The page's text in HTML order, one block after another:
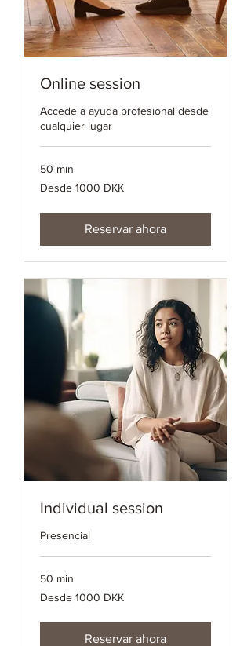
Online session
Accede a ayuda profesional desde
cualquier lugar
50 min
Desde
1000
Desde 1000 DKK
Reservar ahora
Individual session
Presencial
50 min
Desde
1000
Desde 1000 DKK
Reservar ahora